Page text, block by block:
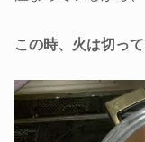
この時、火は切っ